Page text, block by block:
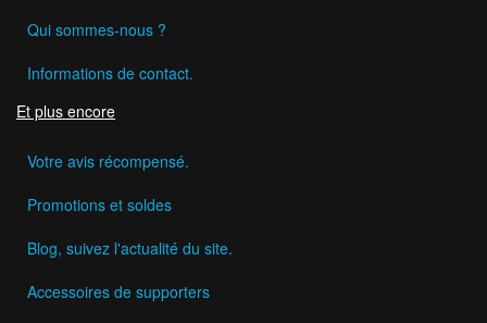
Qui sommes-nous ?
Informations de contact.
Et plus encore
Votre avis récompensé.
Promotions et soldes
Blog, suivez l'actualité du site.
Accessoires de supporters